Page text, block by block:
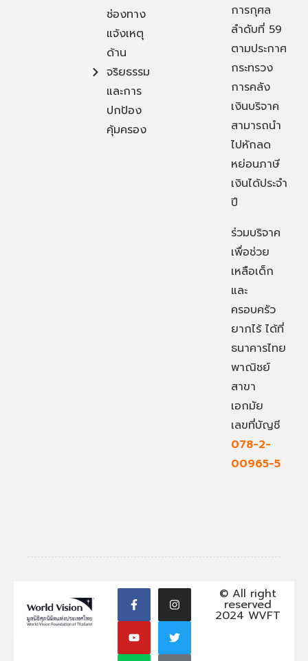
ช่องทาง
แจ้งเหตุ
ด้าน
จริยธรรม
และการ
ปกป้อง
คุ้มครอง
การกุศล
ลำดับที่ 59
ตามประกาศ
กระทรวง
การคลัง
เงินบริจาค
สามารถนำ
ไปหักลด
หย่อนภาษี
เงินได้ประจำ
ปี
ร่วมบริจาค
เพื่อช่วย
เหลือเด็ก
และ
ครอบครัว
ยากไร้ ได้ที่
ธนาคารไทย
พาณิชย์
สาขา
เอกมัย
เลขที่บัญชี
078-2-
00965-5
© All right
reserved
2024 WVFT